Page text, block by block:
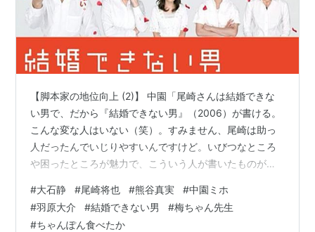
【脚本家の地位向上 (2)】 中園「尾崎さんは結婚できな
い男で、だから『結婚できない男』（2006）が書ける。
こんな変な人はいない（笑）。すみません、尾崎は助っ
人だったんでいじりやすいんですけど。いびつなところ
や困ったところが魅力で、こういう人が書いたものがぐ
#大石静 #尾崎将也 #熊谷真実 #中園ミホ
#羽原大介 #結婚できない男 #梅ちゃん先生
#ちゃんぽん食べたか